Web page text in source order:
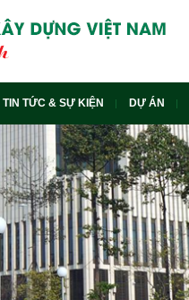
TIN TỨC & SỰ KIỆN DỰ ÁN